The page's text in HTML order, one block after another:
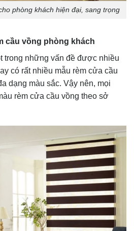
phòng khách hiện đại, sang trọng
cầu vồng phòng khách
trong những vấn đề được nhiều
có rất nhiều mẫu rèm cửa cầu
dạng màu sắc. Vậy nên, mọi
rèm cửa cầu vồng theo sở